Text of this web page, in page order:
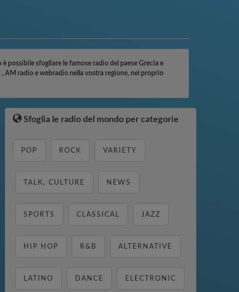
possibile sfogliare le famose radio del paese Grecia e
AM radio e webradio nella vostra regione, nel proprio
Sfoglia le radio del mondo per categorie
POP ROCK VARIETY
TALK, CULTURE NEWS
SPORTS CLASSICAL JAZZ
HIP HOP R&B ALTERNATIVE
LATINO DANCE ELECTRONIC